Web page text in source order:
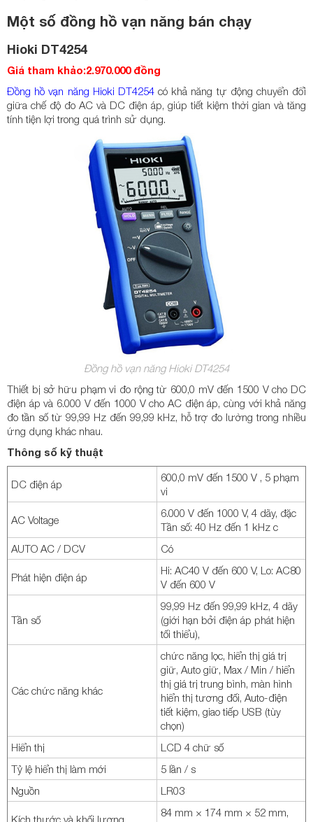
Một số đồng hồ vạn năng bán chạy
Hioki DT4254
Giá tham khảo:2.970.000 đồng
Đồng hồ vạn năng Hioki DT4254có khả năng tự động chuyển đổi
giữa chế độ đo AC và DC điện áp, giúp tiết kiệm thời gian và tăng
tính tiện lợi trong quá trình sử dụng.
Đồng hồ vạn năng Hioki DT4254
Thiết bị sở hữu phạm vi đo rộng từ 600,0 mV đến 1500 V cho DC
điện áp và 6.000 V đến 1000 V cho AC điện áp, cùng với khả năng
đo tần số từ 99,99 Hz đến 99,99 kHz, hỗ trợ đo lường trong nhiều
ứng dụng khác nhau.
Thông số kỹ thuật
DC điện áp
600,0 mV đến 1500 V , 5 phạm
vi
AC Voltage
6.000 V đến 1000 V, 4 dãy, đặc
Tần số: 40 Hz đến 1 kHz c
AUTO AC / DCV
Có
Phát hiện điện áp
Hi: AC40 V đến 600 V, Lo: AC80
V đến 600 V
Tần số
99,99 Hz đến 99,99 kHz, 4 dãy
(giới hạn bởi điện áp phát hiện
tối thiểu),
Các chức năng khác
chức năng lọc, hiển thị giá trị
giữ, Auto giữ, Max / Min / hiển
thị giá trị trung bình, màn hình
hiển thị tương đối, Auto-điện
tiết kiệm, giao tiếp USB (tùy
chọn)
Hiển thị
LCD 4 chữ số
Tỷ lệ hiển thị làm mới
5 lần / s
Nguồn
LR03
Kích thước và khối lượng
84 mm × 174 mm × 52 mm,